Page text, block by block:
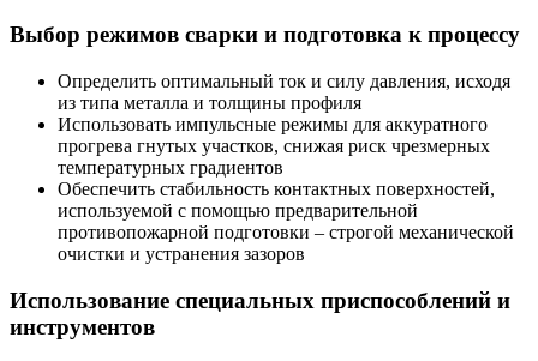
Выбор режимов сварки и подготовка к процессу
Определить оптимальный ток и силу давления, исходя
из типа металла и толщины профиля
Использовать импульсные режимы для аккуратного
прогрева гнутых участков, снижая риск чрезмерных
температурных градиентов
Обеспечить стабильность контактных поверхностей,
используемой с помощью предварительной
противопожарной подготовки – строгой механической
очистки и устранения зазоров
Использование специальных приспособлений и
инструментов